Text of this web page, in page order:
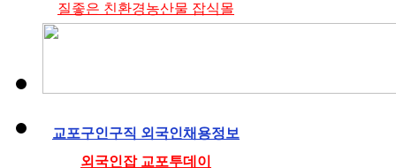
질좋은 친환경농산물 잡식몰
교포구인구직 외국인채용정보
외국인잡 교포투데이